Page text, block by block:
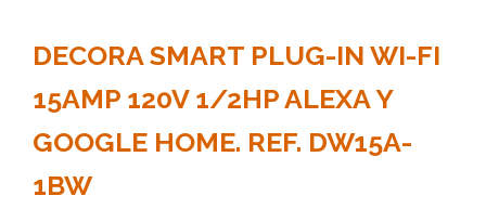
DECORA SMART PLUG-IN WI-FI
15AMP 120V 1/2HP ALEXA Y
GOOGLE HOME. REF. DW15A-
1BW